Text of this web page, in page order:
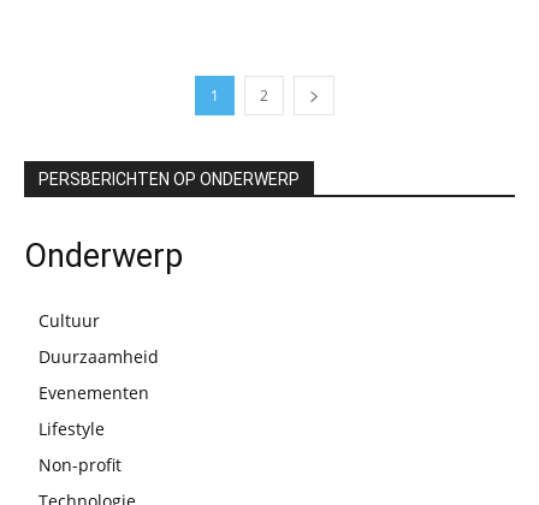
1 2
PERSBERICHTEN OP ONDERWERP
Onderwerp
Cultuur
Duurzaamheid
Evenementen
Lifestyle
Non-profit
Technologie